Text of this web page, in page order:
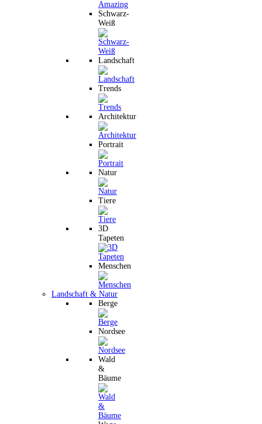
Schwarz-
Weiß
Landschaft
Trends
Architektur
Portrait
Natur
Tiere
3D
Tapeten
Menschen
Landschaft & Natur
Berge
Nordsee
Wald
&
Bäume